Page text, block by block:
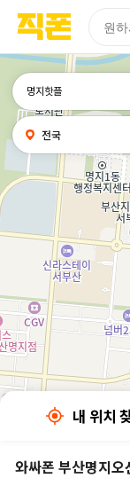
휴대폰성지시세표
검색어
내
위치
찾기
전국
내 위치
와싸폰 부산명지오
페이지
코소프트
페이지
코소프트
페이지
코소프트
페이지
코소프트